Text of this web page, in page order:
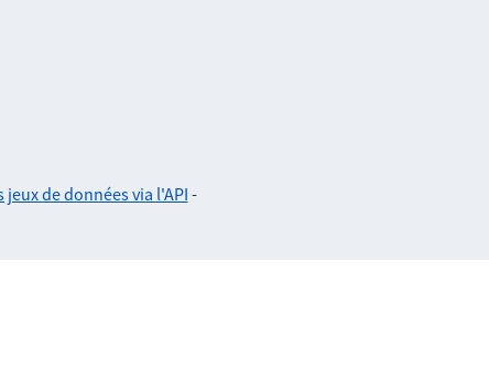
jeux de données via l'API -